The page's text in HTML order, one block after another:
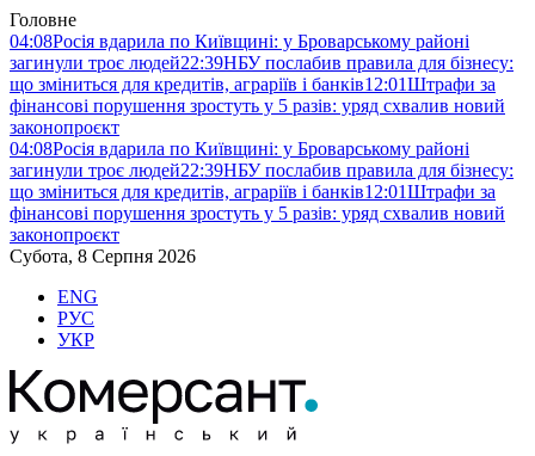
Головне
04:08Росія вдарила по Київщині: у Броварському районі
загинули троє людей22:39НБУ послабив правила для бізнесу:
що зміниться для кредитів, аграріїв і банків12:01Штрафи за
фінансові порушення зростуть у 5 разів: уряд схвалив новий
законопроєкт
04:08Росія вдарила по Київщині: у Броварському районі
загинули троє людей22:39НБУ послабив правила для бізнесу:
що зміниться для кредитів, аграріїв і банків12:01Штрафи за
фінансові порушення зростуть у 5 разів: уряд схвалив новий
законопроєкт
Субота, 8 Серпня 2026
ENG
РУС
УКР